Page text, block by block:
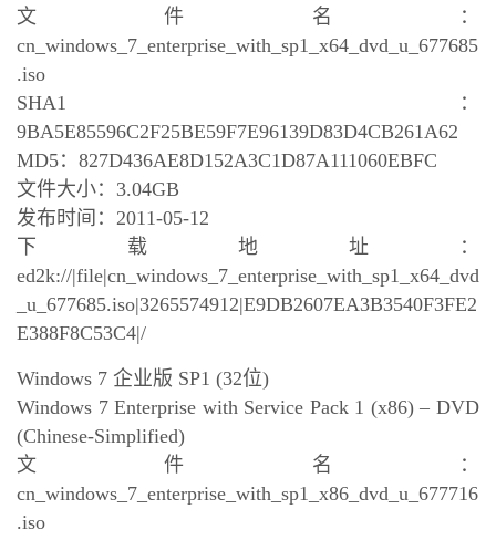
文件名：
cn_windows_7_enterprise_with_sp1_x64_dvd_u_677685
.iso
SHA1：
9BA5E85596C2F25BE59F7E96139D83D4CB261A62
MD5：827D436AE8D152A3C1D87A111060EBFC
文件大小：3.04GB
发布时间：2011-05-12
下载地址：
ed2k://|file|cn_windows_7_enterprise_with_sp1_x64_dvd
_u_677685.iso|3265574912|E9DB2607EA3B3540F3FE2
E388F8C53C4|/
Windows 7 企业版 SP1 (32位)
Windows 7 Enterprise with Service Pack 1 (x86) – DVD
(Chinese-Simplified)
文件名：
cn_windows_7_enterprise_with_sp1_x86_dvd_u_677716
.iso